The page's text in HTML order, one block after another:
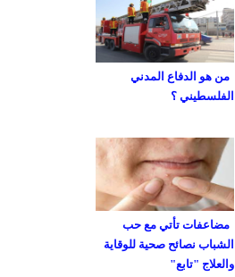
من هو الدفاع المدني
الفلسطيني ؟
مضاعفات تأتي مع حب
الشباب نصائح صحية للوقاية
والعلاج "تابع"